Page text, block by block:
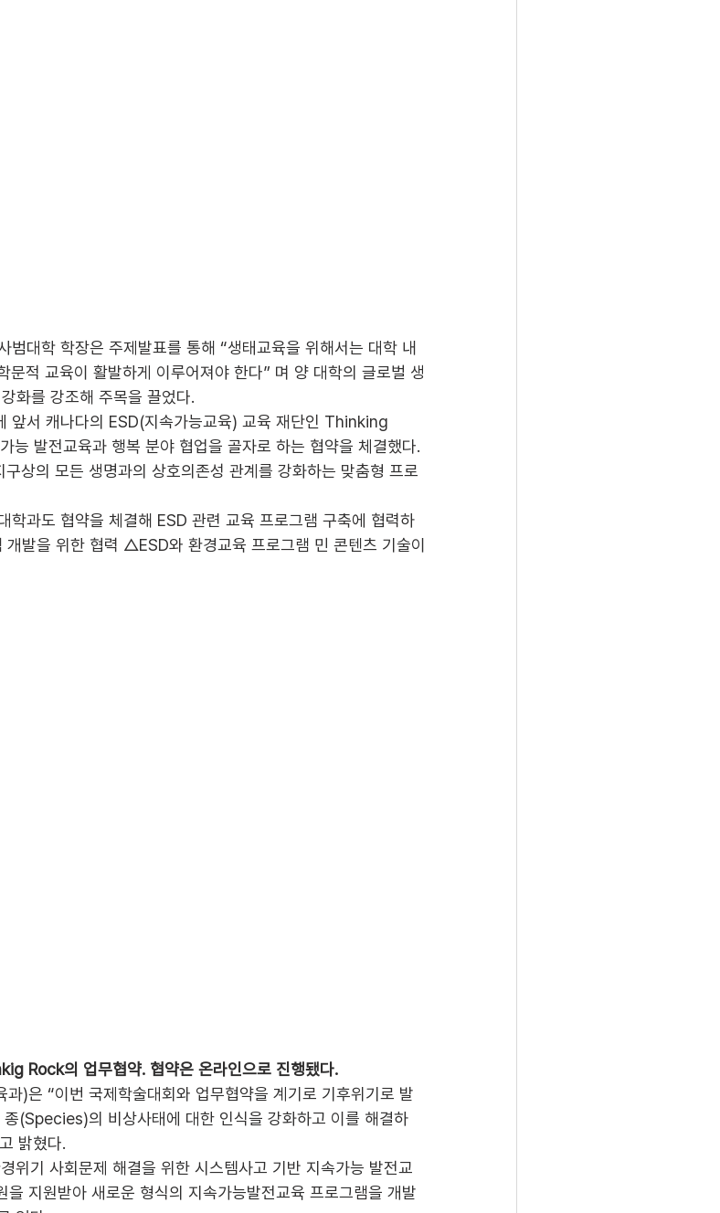
범대학 학장은 주제발표를 통해 “생태교육을 위해서는 대학 내
문적 교육이 활발하게 이루어져야 한다” 며 양 대학의 글로벌 생
화를 강조해 주목을 끌었다.
앞서 캐나다의 ESD(지속가능교육) 교육 재단인 Thinking
능 발전교육과 행복 분야 협업을 골자로 하는 협약을 체결했다.
상의 모든 생명과의 상호의존성 관계를 강화하는 맞춤형 프로
학과도 협약을 체결해 ESD 관련 교육 프로그램 구축에 협력하
발을 위한 협력 △ESD와 환경교육 프로그램 민 콘텐츠 기술이
Rock의 업무협약. 협약은 온라인으로 진행됐다.
)은 “이번 국제학술대회와 업무협약을 계기로 기후위기로 발
종(Species)의 비상사태에 대한 인식을 강화하고 이를 해결하
밝혔다.
위기 사회문제 해결을 위한 시스템사고 기반 지속가능 발전교
지원받아 새로운 형식의 지속가능발전교육 프로그램을 개발